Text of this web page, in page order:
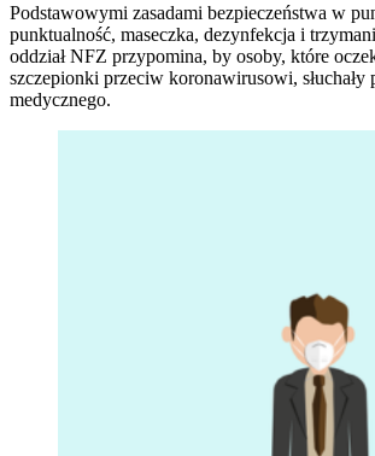
Podstawowymi zasadami bezpieczeństwa w
punktualność, maseczka, dezynfekcja i
oddział NFZ przypomina, by osoby, które
szczepionki przeciw koronawirusowi, słuchały
medycznego.